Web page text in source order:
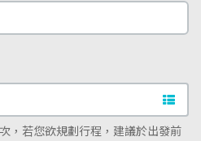
文字
，若您欲規劃行程，建議於出發前